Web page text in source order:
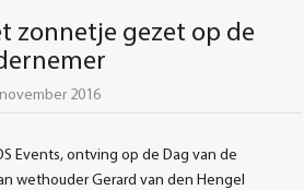
zonnetje gezet op de
2016
Events, ontving op de Dag van de
wethouder Gerard van den Hengel